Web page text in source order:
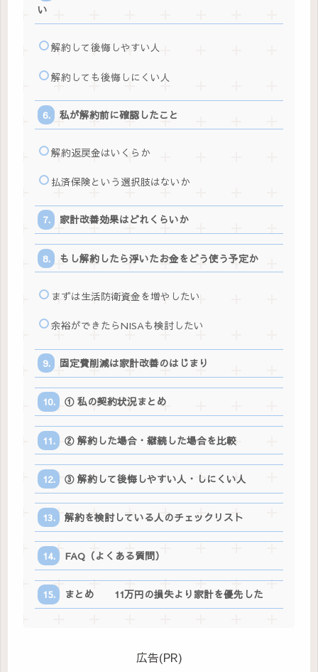
い
解約して後悔しやすい人
解約しても後悔しにくい人
私が解約前に確認したこと
解約返戻金はいくらか
払済保険という選択肢はないか
家計改善効果はどれくらいか
もし解約したら浮いたお金をどう使う予定か
まずは生活防衛資金を増やしたい
余裕ができたらNISAも検討したい
固定費削減は家計改善のはじまり
① 私の契約状況まとめ
② 解約した場合・継続した場合を比較
③ 解約して後悔しやすい人・しにくい人
解約を検討している人のチェックリスト
FAQ（よくある質問）
まとめ 11万円の損失より家計を優先した
広告(PR)